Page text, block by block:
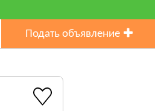
Подать объявление